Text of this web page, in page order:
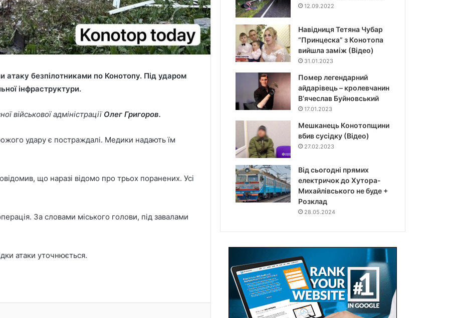
атаку безпілотниками по Конотопу. Під ударом
інфраструктури.
військової адміністраціїОлег Григоров.
удару є постраждалі. Медики надають їм
що наразі відомо про трьох поранених. Усі
За словами міського голови, під завалами
атаки уточнюється.
12.09.2022
Навідниця Тетяна Чубар
“Принцеска” з Конотопа
вийшла заміж (Відео)
31.01.2023
Помер легендарний
айдарівець – кролевчанин
В‘ячеслав Буйновський
17.01.2023
Мешканець Конотопщини
вбив сусідку (Відео)
27.02.2023
Від сьогодні прямих
електричок до Хутора-
Михайлівського не буде +
Розклад
28.05.2024